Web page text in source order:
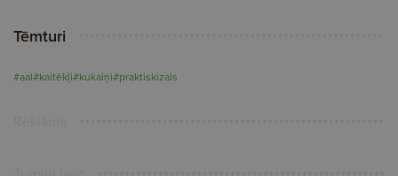
Tēmturi
#aal#kaitēkļi#kukaiņi#praktiskizals